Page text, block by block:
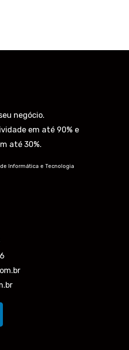
negócio.
em até 90% e
até 30%.
Informática e Tecnologia